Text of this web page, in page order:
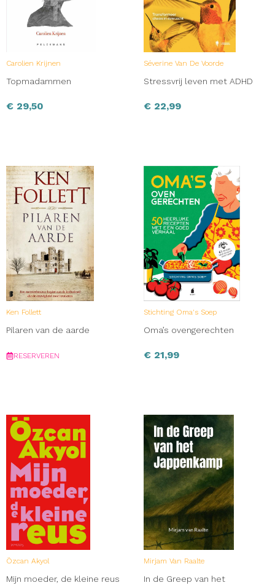
Carolien Krijnen
Topmadammen
€ 29,50
Séverine Van De Voorde
Stressvrij leven met ADHD
€ 22,99
Ken Follett
Pilaren van de aarde
RESERVEREN
Stichting Oma's Soep
Oma’s ovengerechten
€ 21,99
Özcan Akyol
Mijn moeder, de kleine reus
Mirjam Van Raalte
In de Greep van het